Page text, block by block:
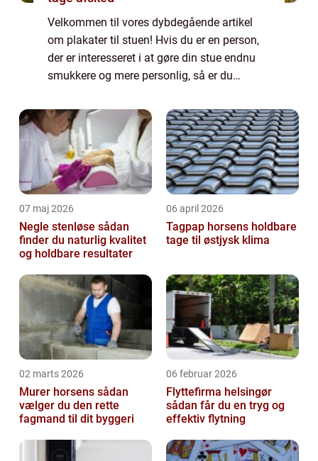
Velkommen til vores dybdegående artikel
om plakater til stuen! Hvis du er en person,
der er interesseret i at gøre din stue endnu
smukkere og mere personlig, så er du
uddybe, hvad plakater til stuen h...
07 maj 2026
Negle stenløse sådan
finder du naturlig kvalitet
og holdbare resultater
06 april 2026
Tagpap horsens holdbare
tage til østjysk klima
02 marts 2026
Murer horsens sådan
vælger du den rette
fagmand til dit byggeri
06 februar 2026
Flyttefirma helsingør
sådan får du en tryg og
effektiv flytning